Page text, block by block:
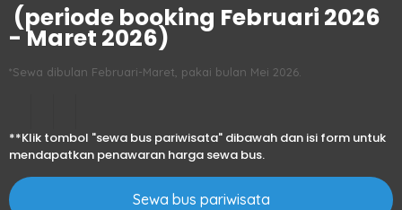
(periode booking Februari 2026
- Maret 2026)
*Sewa dibulan Februari-Maret, pakai bulan Mei 2026.
**Klik tombol "sewa bus pariwisata" dibawah dan isi form untuk
mendapatkan penawaran harga sewa bus.
Sewa bus pariwisata